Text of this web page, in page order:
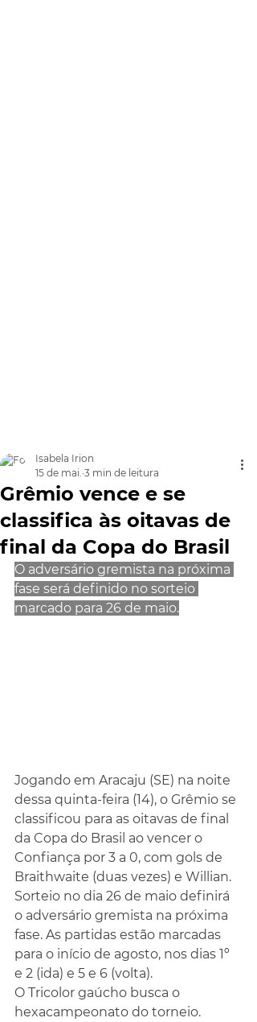
Grêmio vence e se
classifica às oitavas de
final da Copa do Brasil
Isabela Irion
15 de mai. 3 min de leitura
O adversário gremista na próxima
fase será definido no sorteio
marcado para 26 de maio.
Jogando em Aracaju (SE) na noite
dessa quinta-feira (14), o Grêmio se
classificou para as oitavas de final
da Copa do Brasil ao vencer o
Confiança por 3 a 0, com gols de
Braithwaite (duas vezes) e Willian.
Sorteio no dia 26 de maio definirá
o adversário gremista na próxima
fase. As partidas estão marcadas
para o início de agosto, nos dias 1º
e 2 (ida) e 5 e 6 (volta).
O Tricolor gaúcho busca o
hexacampeonato do torneio.